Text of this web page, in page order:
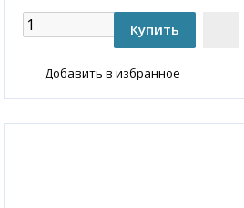
Добавить в избранное